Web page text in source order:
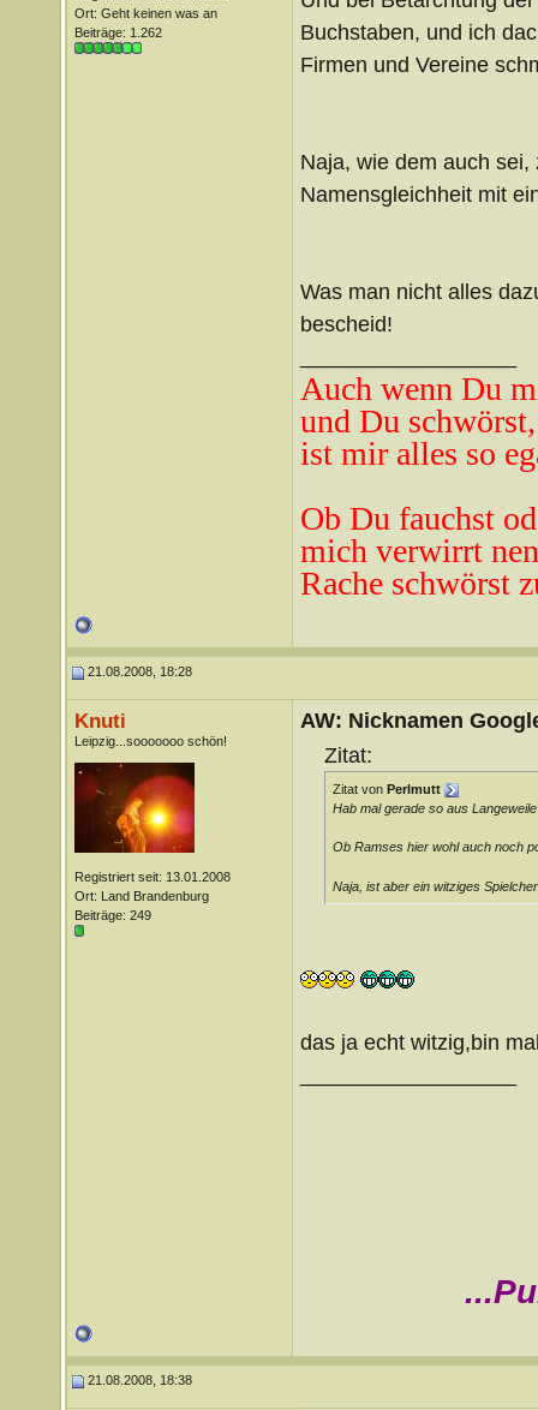
Ort: Geht keinen was an
Beiträge: 1.262
Buchstaben, und ich
Firmen und Vereine
Naja, wie dem auch
Namensgleichheit mit
Was man nicht alles
bescheid!
Auch wenn Du
und Du
ist mir alles so
Ob Du fauchst
mich verwirrt ne
Rache schwörst
21.08.2008, 18:28
Knuti
Leipzig...sooooooo schön!
Registriert seit: 13.01.2008
Ort: Land Brandenburg
Beiträge: 249
AW: Nicknamen
Zitat:
Zitat von Perlmutt
Hab mal gerade so aus
Ob Ramses hier wohl auch noch
Naja, ist aber ein witziges
das ja echt witzig,bin
21.08.2008, 18:38